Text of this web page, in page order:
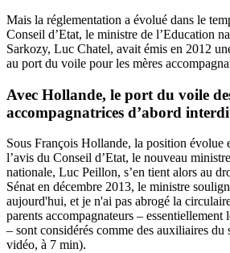
Mais la réglementation a évolué dans le
Conseil d’Etat, le ministre de l’Education
Sarkozy, Luc Chatel, avait émis en 2012
au port du voile pour les mères
Avec Hollande, le port du voile
accompagnatrices d’abord
Sous François Hollande, la position évolue
l’avis du Conseil d’Etat, le nouveau
nationale, Luc Peillon, s’en tient alors au
Sénat en décembre 2013, le ministre
aujourd'hui, et je n'ai pas abrogé la
parents accompagnateurs – essentiellement
– sont considérés comme des auxiliaires
vidéo, à 7 min).